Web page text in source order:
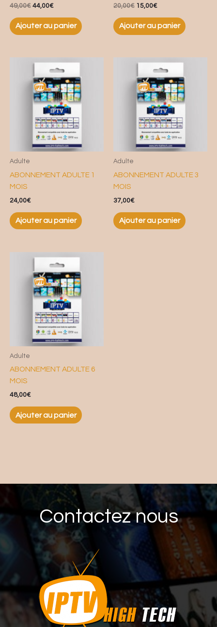
49,00€ 44,00€
Ajouter au panier
20,00€ 15,00€
Ajouter au panier
Adulte
ABONNEMENT ADULTE 1
MOIS
24,00€
Ajouter au panier
Adulte
ABONNEMENT ADULTE 3
MOIS
37,00€
Ajouter au panier
Adulte
ABONNEMENT ADULTE 6
MOIS
48,00€
Ajouter au panier
Contactez nous